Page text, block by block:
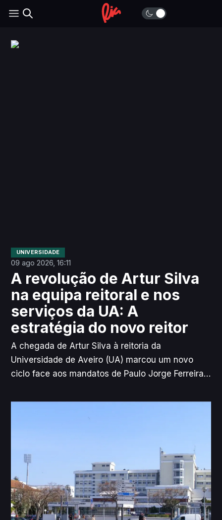
UNIVERSIDADE
09 ago 2026, 16:11
A revolução de Artur Silva
na equipa reitoral e nos
serviços da UA: A
estratégia do novo reitor
A chegada de Artur Silva à reitoria da
Universidade de Aveiro (UA) marcou um novo
ciclo face aos mandatos de Paulo Jorge Ferreira.
concedida à Ria, Artur Silva explica a linha de
da Universidade e nos serviços da UA.